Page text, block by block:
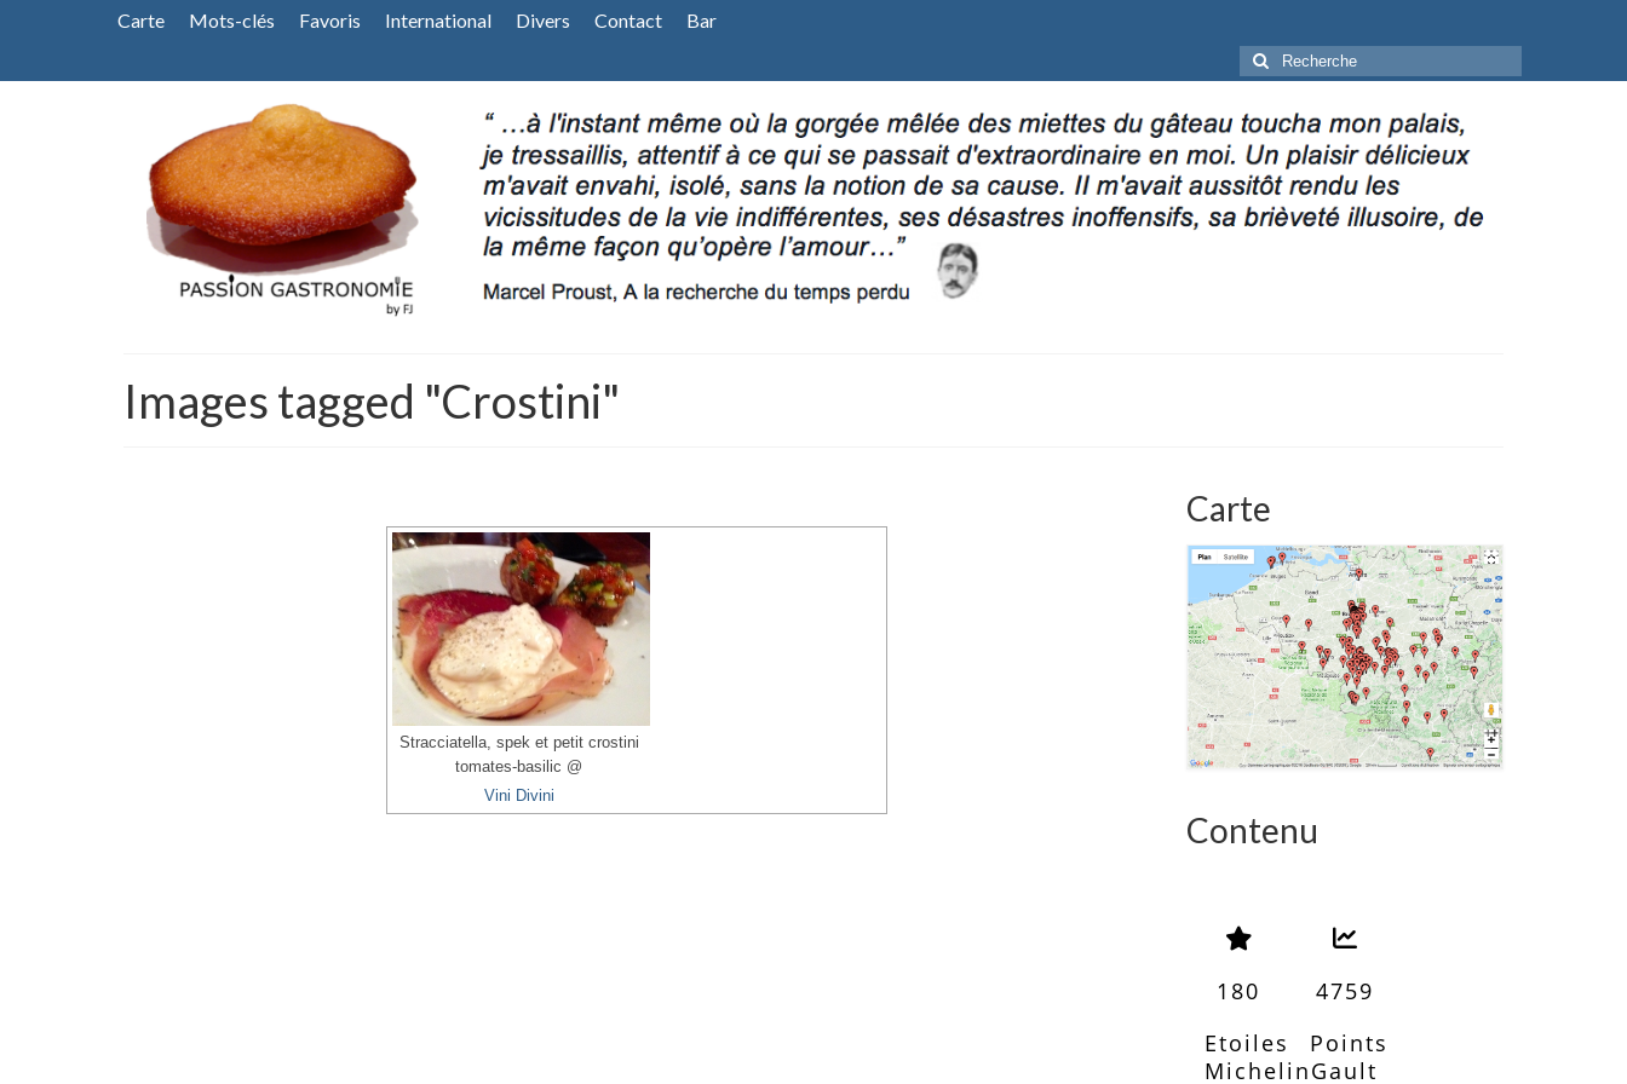
Carte Mots-clés Favoris International Divers Contact Bar
Rechercher
:
Images tagged "Crostini"
Stracciatella, spek et petit crostini
tomates-basilic @
Vini Divini
Carte
Contenu
180
Etoiles
Michelin
4759
Points
Gault